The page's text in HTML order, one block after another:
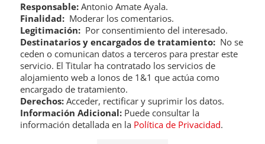
Responsable: Antonio Amate Ayala.
Finalidad: Moderar los comentarios.
Legitimación: Por consentimiento del interesado.
Destinatarios y encargados de tratamiento: No se
ceden o comunican datos a terceros para prestar este
servicio. El Titular ha contratado los servicios de
alojamiento web a Ionos de 1&1 que actúa como
encargado de tratamiento.
Derechos: Acceder, rectificar y suprimir los datos.
Información Adicional: Puede consultar la
información detallada en la Política de Privacidad.